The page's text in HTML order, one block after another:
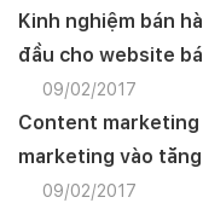
Kinh nghiệm bán
đầu cho website
09/02/2017
Content marketing
marketing vào
09/02/2017